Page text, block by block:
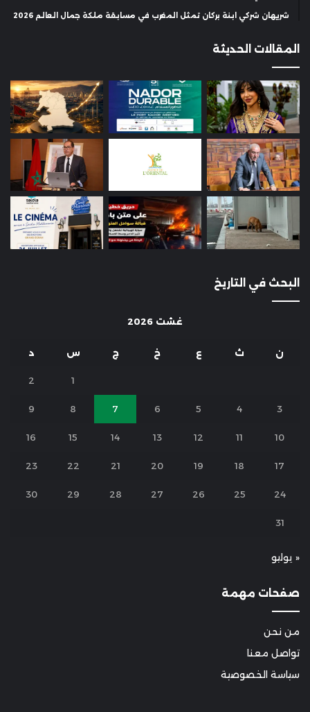
شريهان شركي ابنة بركان تمثل المغرب في مسابقة ملكة جمال العالم 2026
المقالات الحديثة
البحث في التاريخ
غشت 2026
ن ث ع خ ج س د
1
2
3
4
5
6
7
8
9
10
11
12
13
14
15
16
17
18
19
20
21
22
23
24
25
26
27
28
29
30
31
« يوليو
صفحات مهمة
من نحن
تواصل معنا
سياسة الخصوصية